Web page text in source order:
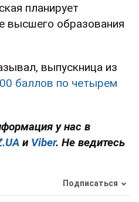
планирует
высшего образования
выпускница из
баллов по четырем
у нас в
и Viber. Не ведитесь
Подписаться